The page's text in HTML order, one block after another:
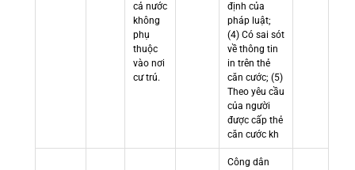
cả nước
không
phụ
thuộc
vào nơi
cư trú.
định của
pháp luật;
(4) Có sai sót
về thông tin
in trên thẻ
căn cước; (5)
Theo yêu cầu
của người
được cấp thẻ
căn cước kh
Công dân